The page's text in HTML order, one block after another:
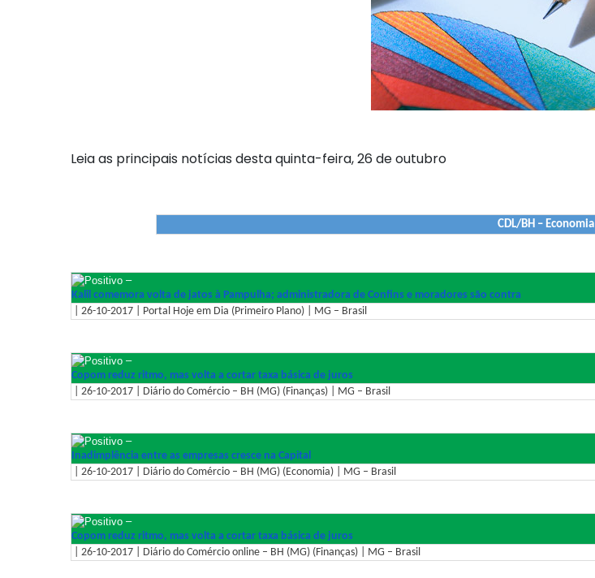
Leia as principais notícias desta quinta-feira, 26 de outubro
CDL/BH – Economia
–
Kalil comemora volta de jatos à Pampulha; administradora de Confins e moradores são contra
| 26-10-2017 | Portal Hoje em Dia (Primeiro Plano) | MG – Brasil
–
Copom reduz ritmo, mas volta a cortar taxa básica de juros
| 26-10-2017 | Diário do Comércio – BH (MG) (Finanças) | MG – Brasil
–
Inadimplência entre as empresas cresce na Capital
| 26-10-2017 | Diário do Comércio – BH (MG) (Economia) | MG – Brasil
–
Copom reduz ritmo, mas volta a cortar taxa básica de juros
| 26-10-2017 | Diário do Comércio online – BH (MG) (Finanças) | MG – Brasil